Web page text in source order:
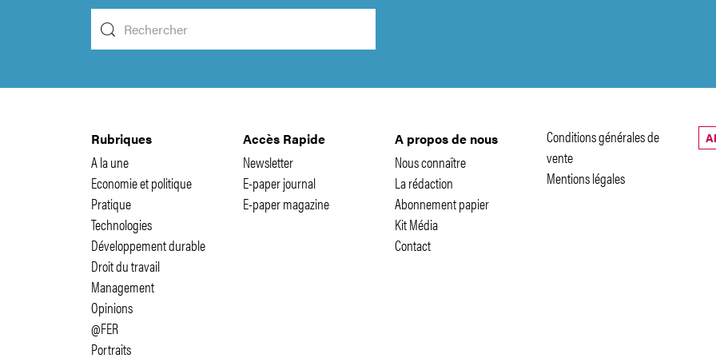
Rubriques
A la une
Economie et politique
Pratique
Technologies
Développement durable
Droit du travail
Management
Opinions
@FER
Portraits
Accès Rapide
Newsletter
E-paper journal
E-paper magazine
A propos de nous
Nous connaître
La rédaction
Abonnement papier
Kit Média
Contact
Conditions générales de
vente
Mentions légales